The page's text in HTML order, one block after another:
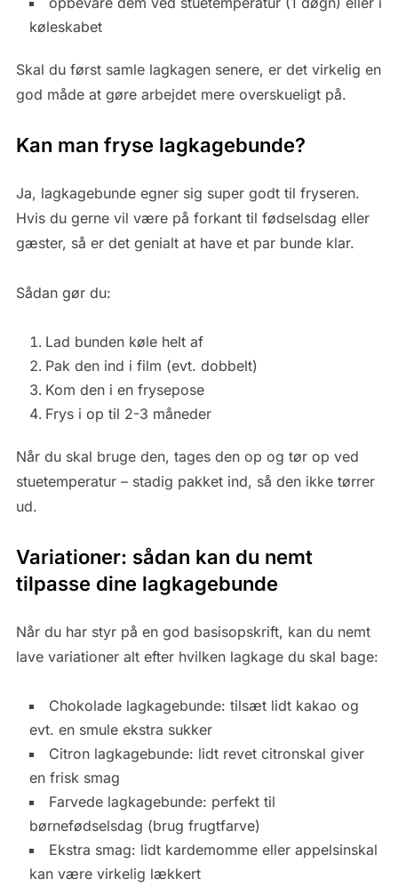
køleskabet
Skal du først samle lagkagen senere, er det virkelig en
god måde at gøre arbejdet mere overskueligt på.
Kan man fryse lagkagebunde?
Ja, lagkagebunde egner sig super godt til fryseren.
Hvis du gerne vil være på forkant til fødselsdag eller
gæster, så er det genialt at have et par bunde klar.
Sådan gør du:
Lad bunden køle helt af
Pak den ind i film (evt. dobbelt)
Kom den i en frysepose
Frys i op til 2-3 måneder
Når du skal bruge den, tages den op og tør op ved
stuetemperatur – stadig pakket ind, så den ikke tørrer
ud.
Variationer: sådan kan du nemt
tilpasse dine lagkagebunde
Når du har styr på en god basisopskrift, kan du nemt
lave variationer alt efter hvilken lagkage du skal bage:
Chokolade lagkagebunde: tilsæt lidt kakao og
evt. en smule ekstra sukker
Citron lagkagebunde: lidt revet citronskal giver
en frisk smag
Farvede lagkagebunde: perfekt til
børnefødselsdag (brug frugtfarve)
Ekstra smag: lidt kardemomme eller appelsinskal
kan være virkelig lækkert